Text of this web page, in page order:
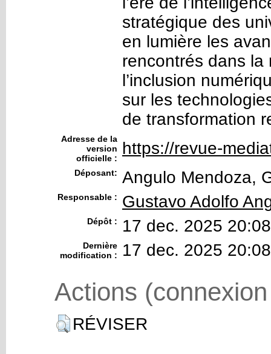
stratégique des
en lumière les
rencontrés dans la
l’inclusion
sur les
de transformation
Adresse de la
version
officielle :
https://revue-
Déposant: Angulo Mendoza,
Responsable : Gustavo Adolfo
Dépôt : 17 dec. 2025 20:08
Dernière
modification :
17 dec. 2025 20:08
Actions
RÉVISER